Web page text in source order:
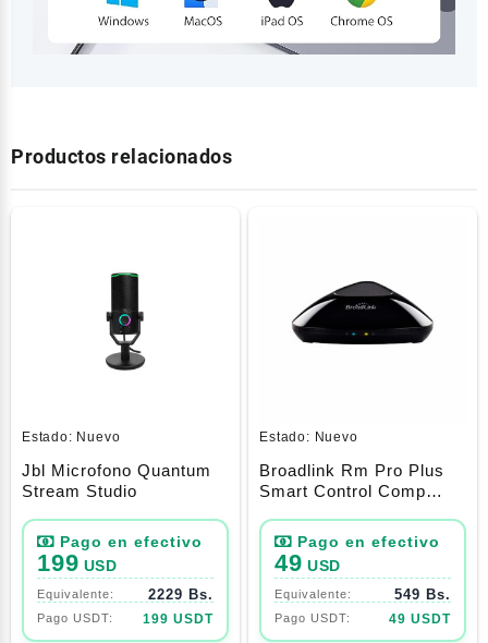
Productos relacionados
Estado: Nuevo
Jbl Microfono Quantum
Stream Studio
199 USD
2229 Bs.
199 USDT
Estado: Nuevo
Broadlink Rm Pro Plus
Smart Control Comp
49 USD
549 Bs.
49 USDT